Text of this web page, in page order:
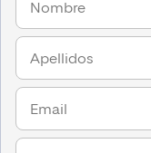
de la EMCC.
Tanto los
beneficiados de
aprendizaje que
supervisión.
EMCC – LOS